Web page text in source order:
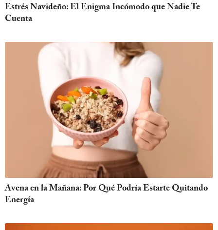
Estrés Navideño: El Enigma Incómodo que Nadie Te
Cuenta
Avena en la Mañana: Por Qué Podría Estarte Quitando
Energía